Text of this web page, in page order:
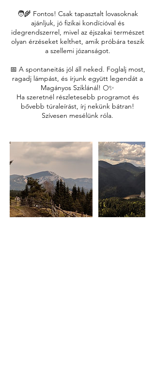
🧑‍🌾 Fontos! Csak tapasztalt lovasoknak
ajánljuk, jó fizikai kondícióval és
idegrendszerrel, mivel az éjszakai természet
olyan érzéseket kelthet, amik próbára teszik
a szellemi józanságot.
📅 A spontaneitás jól áll neked. Foglalj most,
ragadj lámpást, és írjunk együtt legendát a
Magányos Sziklánál! 🌕✨
Ha szeretnél részletesebb programot és
bővebb túraleírást, írj nekünk bátran!